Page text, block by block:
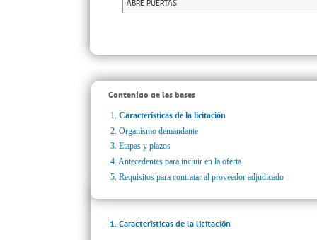
ABRE PUERTAS
Contenido de las bases
1. Características de la licitación
2. Organismo demandante
3. Etapas y plazos
4. Antecedentes para incluir en la oferta
5. Requisitos para contratar al proveedor adjudicado
1. Características de la licitación